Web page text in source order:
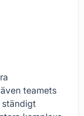
teamets